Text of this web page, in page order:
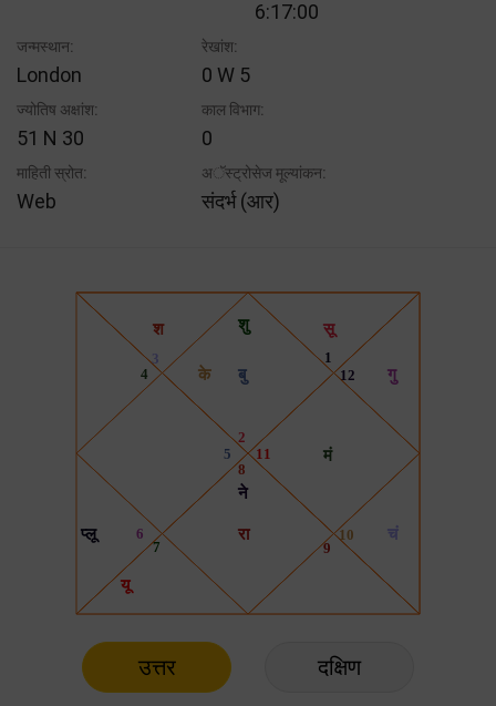
6:17:00
जन्मस्थान:
London
रेखांश:
0 W 5
ज्योतिष अक्षांश:
51 N 30
काल विभाग:
0
माहिती स्रोत:
Web
अॅस्ट्रोसेज मूल्यांकन:
संदर्भ (आर)
उत्तर दक्षिण